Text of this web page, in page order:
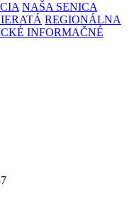
NAŠA SENICA
REGIONÁLNA
INFORMAČNÉ